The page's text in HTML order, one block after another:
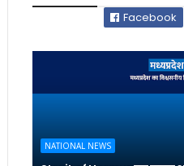
Facebook
NATIONAL NEWS